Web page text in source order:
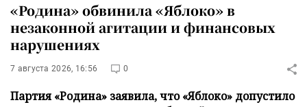
«Родина» обвинила «Яблоко» в
незаконной агитации и финансовых
нарушениях
7 августа 2026, 16:56 0
Партия «Родина» заявила, что «Яблоко» допустило